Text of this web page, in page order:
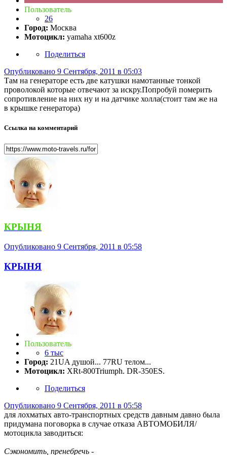
Пользователь
26
Город: Москва
Мотоцикл: yamaha xt600z
Поделиться
Опубликовано 9 Сентября, 2011 в 05:03
Там на генераторе есть две катушки намотанные тонкой
проволокой которые отвечают за искру.Попробуй померить
сопротивление на них ну и на датчике холла(стоит там же на
в крышке генератора)
Ссылка на комментарий
КРЫНЯ
Опубликовано 9 Сентября, 2011 в 05:58
КРЫНЯ
Пользователь
6 тыс
Город: 21UA душой... 77RU телом...
Мотоцикл: XRt-800Triumph. DR-350ES.
Поделиться
Опубликовано 9 Сентября, 2011 в 05:58
для лохматых авто-транспортных средств давным давно была
придумана поговорка в случае отказа АВТОМОБИЛЯ/
мотоцикла заводиться:
Сэкономить, пренебречь -